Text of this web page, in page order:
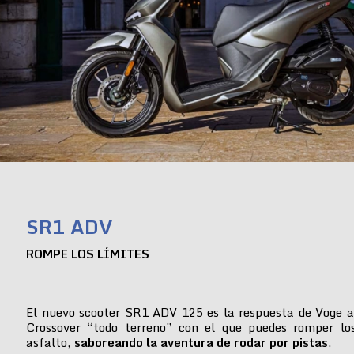
SR1 ADV
ROMPE LOS LÍMITES
El nuevo scooter SR1 ADV 125 es la respuesta de Voge
Crossover “todo terreno” con el que puedes romper
asfalto, saboreando la aventura de rodar por pistas.